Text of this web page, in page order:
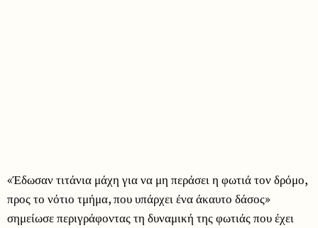
«Έδωσαν τιτάνια μάχη για να μη περάσει η φωτιά τον δρόμο,
προς το νότιο τμήμα, που υπάρχει ένα άκαυτο δάσος»
σημείωσε περιγράφοντας τη δυναμική της φωτιάς που έχει